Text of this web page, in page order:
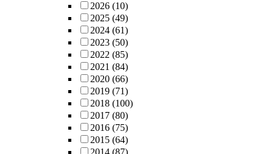
2026 (10)
2025 (49)
2024 (61)
2023 (50)
2022 (85)
2021 (84)
2020 (66)
2019 (71)
2018 (100)
2017 (80)
2016 (75)
2015 (64)
2014 (87)